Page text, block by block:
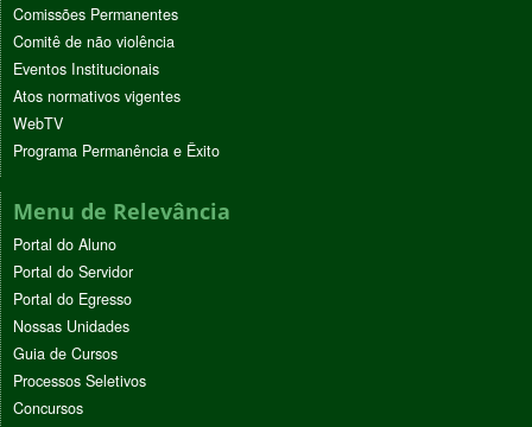
Comissões Permanentes
Comitê de não violência
Eventos Institucionais
Atos normativos vigentes
WebTV
Programa Permanência e Êxito
Menu de Relevância
Portal do Aluno
Portal do Servidor
Portal do Egresso
Nossas Unidades
Guia de Cursos
Processos Seletivos
Concursos